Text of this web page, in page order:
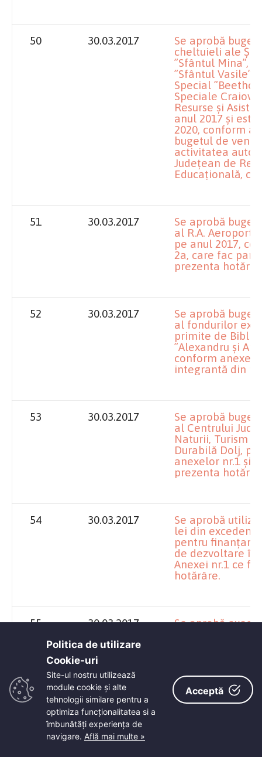
50 30.03.2017
Se aprobă
cheltuieli ale
”Sfântul Mina”,
”Sfântul Vasile”,
Special
Speciale
Resurse și
anul 2017 și
2020, conform
bugetul de
activitatea
Județean de
Educațională,
51 30.03.2017
Se aprobă
al R.A.
pe anul 2017,
2a, care fac
prezenta
52 30.03.2017
Se aprobă
al fondurilor
primite de
”Alexandru și
conform
integrantă din
53 30.03.2017
Se aprobă
al Centrului
Naturii, Turism
Durabilă Dolj,
anexelor nr.1 și
prezenta
54 30.03.2017
Se aprobă
lei din
pentru
de dezvoltare în
Anexei nr.1 ce
hotărâre.
55 30.03.2017
Se aprobă
56 30.03.2017
Se aprobă
Politica de utilizare
Cookie-uri‎
Site-ul nostru utilizează
module cookie și alte
tehnologii similare pentru a
optimiza funcţionalitatea si a
îmbunătăţi experienţa de
navigare. Află mai multe »
Acceptă